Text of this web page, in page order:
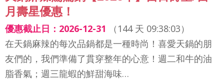
月壽星優惠！
優惠截止日：2026-12-31 （ 144 天 09:38:01）
在天鍋麻辣的每次品鍋都是一種時尚！喜愛天鍋的朋
友們的，我們準備了貫穿整年的心意！週二和牛的油
脂香氣；週三龍蝦的鮮甜海味…